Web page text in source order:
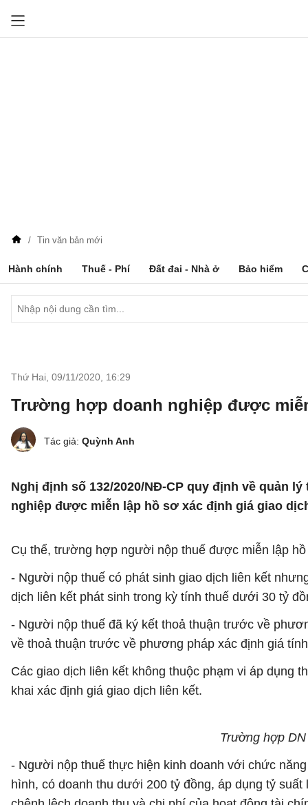
Tin văn bản mới
Hành chính Thuế - Phí Đất đai - Nhà ở Bảo hiểm
Thứ Hai, 09/11/2020 16:29
Trường hợp doanh nghiệp được
Tác giả: Quỳnh Anh
Nghị định số 132/2020/NĐ-CP quy định về quản
nghiệp được miễn lập hồ sơ xác định giá giao
Cụ thể, trường hợp người nộp thuế được miễn lập
- Người nộp thuế có phát sinh giao dịch liên kết
dịch liên kết phát sinh trong kỳ tính thuế dưới 30 tỷ
- Người nộp thuế đã ký kết thoả thuận trước về
về thoả thuận trước về phương pháp xác định giá
Các giao dịch liên kết không thuộc phạm vi áp dụng
khai xác định giá giao dịch liên kết.
Trường hợp
- Người nộp thuế thực hiện kinh doanh với chức
hình, có doanh thu dưới 200 tỷ đồng, áp dụng tỷ